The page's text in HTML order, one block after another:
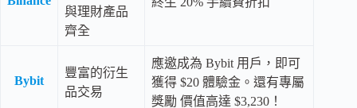
與理財產品
齊全
Bybit
豐富的衍生
品交易
應邀成為 Bybit 用戶，即可
獲得 $20 體驗金。還有專屬
獎勵 價值高達 $3,230！